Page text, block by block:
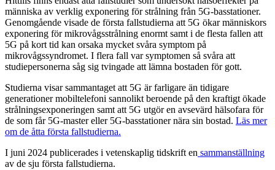
människa av verklig exponering för strålning från 5G-basstationer.
Genomgående visade de första fallstudierna att 5G ökar människors
exponering för mikrovågsstrålning enormt samt i de flesta fallen att
5G på kort tid kan orsaka mycket svåra symptom på
mikrovågssyndromet. I flera fall var symptomen så svåra att
studiepersonerna såg sig tvingade att lämna bostaden för gott.
Studierna visar sammantaget att 5G är farligare än tidigare
generationer mobiltelefoni sannolikt beroende på den kraftigt ökade
strålningsexponeringen samt att 5G utgör en avsevärd hälsofara för
de som får 5G-master eller 5G-basstationer nära sin bostad. Läs mer
om de åtta första fallstudierna.
I juni 2024 publicerades i vetenskaplig tidskrift en sammanställning
av de sju första fallstudierna.